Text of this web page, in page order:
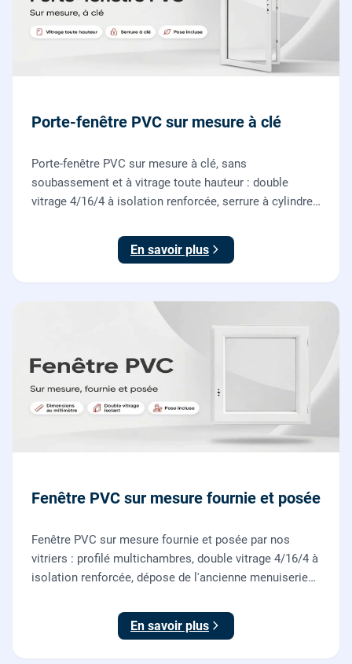
Porte-fenêtre PVC sur mesure à clé
Porte-fenêtre PVC sur mesure à clé, sans
soubassement et à vitrage toute hauteur : double
vitrage 4/16/4 à isolation renforcée, serrure à cylindre
En savoir plus
Fenêtre PVC sur mesure fournie et posée
Fenêtre PVC sur mesure fournie et posée par nos
vitriers : profilé multichambres, double vitrage 4/16/4 à
isolation renforcée, dépose de l'ancienne menuiserie
En savoir plus